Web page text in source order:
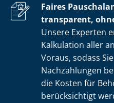
Faires
transparent,
Unsere Experten
Kalkulation aller
Voraus, sodass
Nachzahlungen
die Kosten für
berücksichtigt